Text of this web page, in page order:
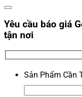
Yêu cầu báo giá
tận nơi
Sản Phẩm Cần